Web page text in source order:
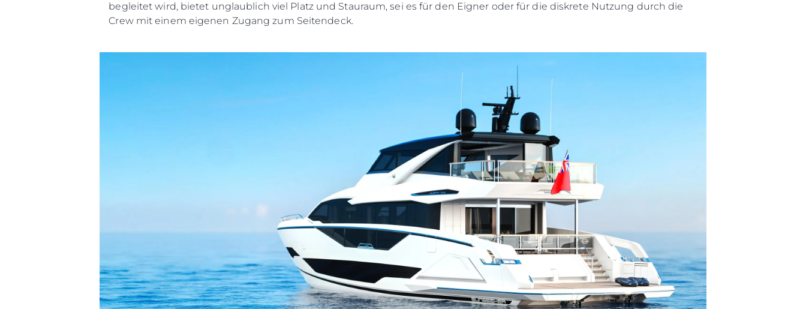
begleitet wird, bietet unglaublich viel Platz und Stauraum, sei es für den Eigner oder für die diskrete Nutzung durch die
Crew mit einem eigenen Zugang zum Seitendeck.